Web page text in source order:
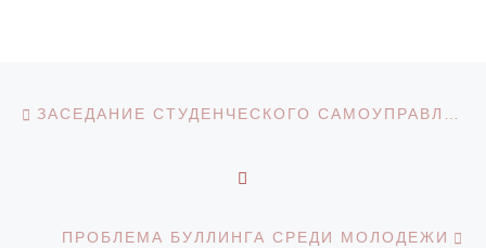
Навигация по записям ЗАСЕДАНИЕ СТУДЕНЧЕСКОГО САМОУПРАВЛЕНИЯ КДМ
ПРОБЛЕМА БУЛЛИНГА СРЕДИ МОЛОДЕЖИ